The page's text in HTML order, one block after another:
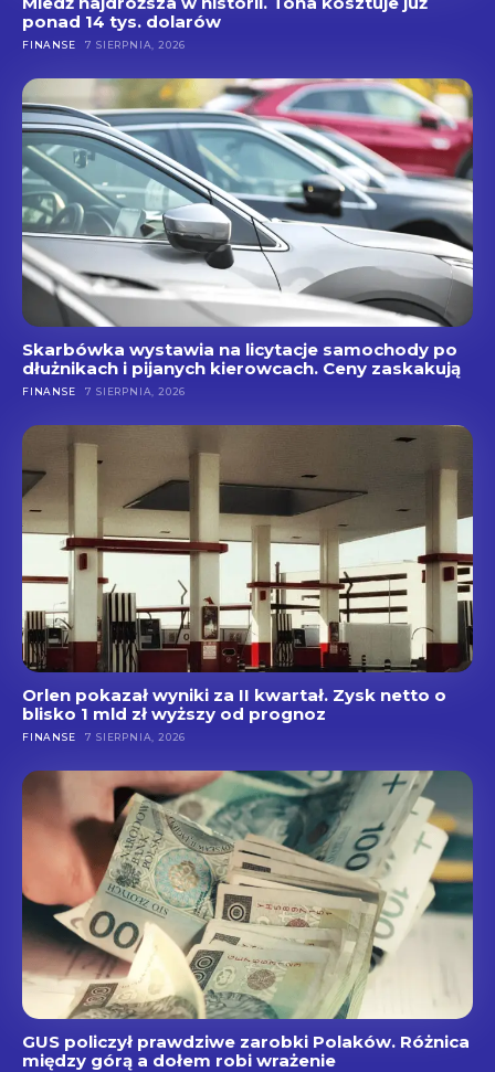
ponad 14 tys. dolarów
FINANSE 7 SIERPNIA, 2026
Skarbówka wystawia na licytacje samochody po
dłużnikach i pijanych kierowcach. Ceny zaskakują
FINANSE 7 SIERPNIA, 2026
Orlen pokazał wyniki za II kwartał. Zysk netto o
blisko 1 mld zł wyższy od prognoz
FINANSE 7 SIERPNIA, 2026
GUS policzył prawdziwe zarobki Polaków. Różnica
między górą a dołem robi wrażenie